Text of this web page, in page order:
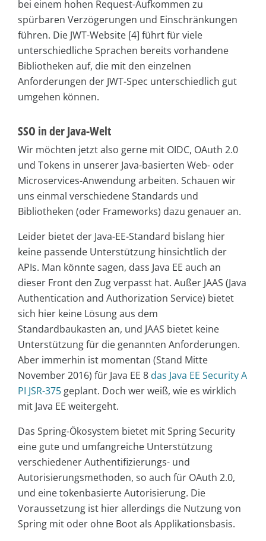
bei einem hohen Request-Aufkommen zu
spürbaren Verzögerungen und Einschränkungen
führen. Die JWT-Website [4] führt für viele
unterschiedliche Sprachen bereits vorhandene
Bibliotheken auf, die mit den einzelnen
Anforderungen der JWT-Spec unterschiedlich gut
umgehen können.
SSO in der Java-Welt
Wir möchten jetzt also gerne mit OIDC, OAuth 2.0
und Tokens in unserer Java-basierten Web- oder
Microservices-Anwendung arbeiten. Schauen wir
uns einmal verschiedene Standards und
Bibliotheken (oder Frameworks) dazu genauer an.
Leider bietet der Java-EE-Standard bislang hier
keine passende Unterstützung hinsichtlich der
APIs. Man könnte sagen, dass Java EE auch an
dieser Front den Zug verpasst hat. Außer JAAS (Java
Authentication and Authorization Service) bietet
sich hier keine Lösung aus dem
Standardbaukasten an, und JAAS bietet keine
Unterstützung für die genannten Anforderungen.
Aber immerhin ist momentan (Stand Mitte
November 2016) für Java EE 8 das Java EE Security A
PI JSR-375 geplant. Doch wer weiß, wie es wirklich
mit Java EE weitergeht.
Das Spring-Ökosystem bietet mit Spring Security
eine gute und umfangreiche Unterstützung
verschiedener Authentifizierungs- und
Autorisierungsmethoden, so auch für OAuth 2.0,
und eine tokenbasierte Autorisierung. Die
Voraussetzung ist hier allerdings die Nutzung von
Spring mit oder ohne Boot als Applikationsbasis.